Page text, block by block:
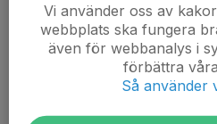
Vi använder oss av
webbplats ska fungera
även för webbanalys i
förbättra
Så använder